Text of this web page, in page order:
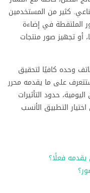
كثير من المستخدمين
الملتقطة في إضاءة
أو تجهيز صور منتجات
وحده كافيًا لتحقيق
على ما يقدمه محرر
حدود التأثيرات
التطبيق الأنسب
فعلًا؟